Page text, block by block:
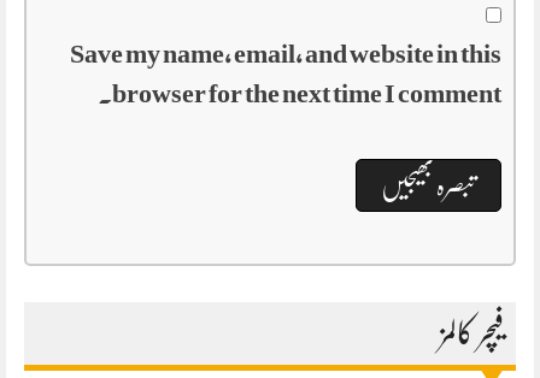
Save my name, email, and website in this
browser for the next time I comment.
فیچر کالمز